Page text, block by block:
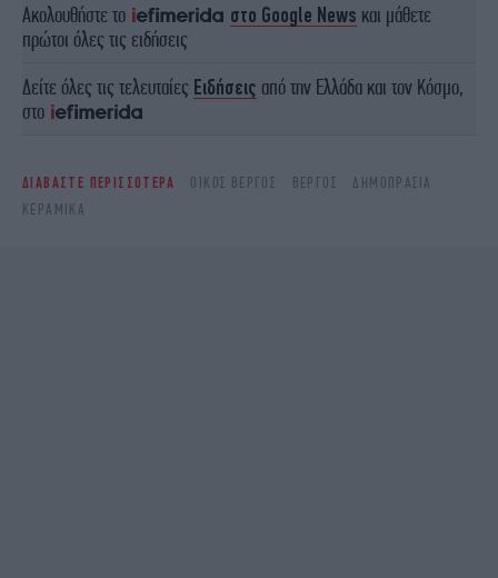
Ακολουθήστε το στο Google News και μάθετε
πρώτοι όλες τις ειδήσεις
Δείτε όλες τις τελευταίες Ειδήσεις από την Ελλάδα και τον Κόσμο,
στο
ΔΙΑΒΑΣΤΕ ΠΕΡΙΣΣΟΤΕΡΑ ΟΊΚΟΣ ΒΈΡΓΟΣ ΒΕΡΓΟΣ
ΔΗΜΟΠΡΑΣΊΑ
ΚΕΡΑΜΙΚΆ